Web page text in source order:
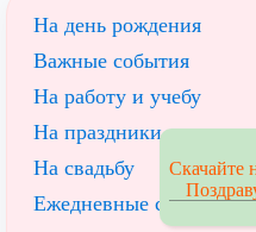
На день рождения
Важные события
На работу и учебу
На праздники
На свадьбу
Ежедневные стихи
Скачайте